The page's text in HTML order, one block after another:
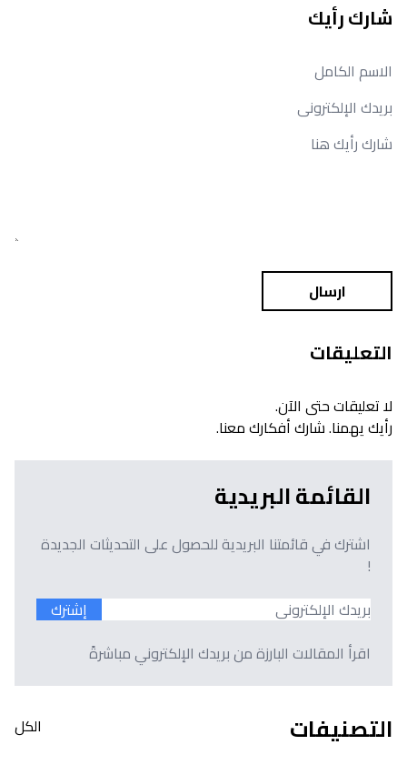
شارك رأيك
ارسال
التعليقات
لا تعليقات حتى الآن.
رأيك يهمنا. شارك أفكارك معنا.
القائمة البريدية
اشترك في قائمتنا البريدية للحصول على التحديثات الجديدة
!
إشترك
اقرأ المقالات البارزة من بريدك الإلكتروني مباشرةً
التصنيفات الكل